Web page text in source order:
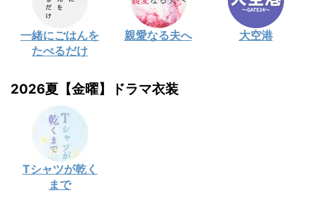
一緒にごはんを
たべるだけ
親愛なる夫へ 大空港
2026夏【金曜】ドラマ衣装
Tシャツが乾く
まで